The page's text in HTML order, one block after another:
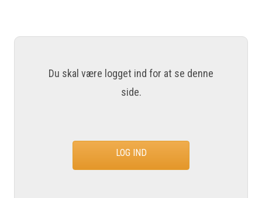
Du skal være logget ind for at se denne
side.
LOG IND